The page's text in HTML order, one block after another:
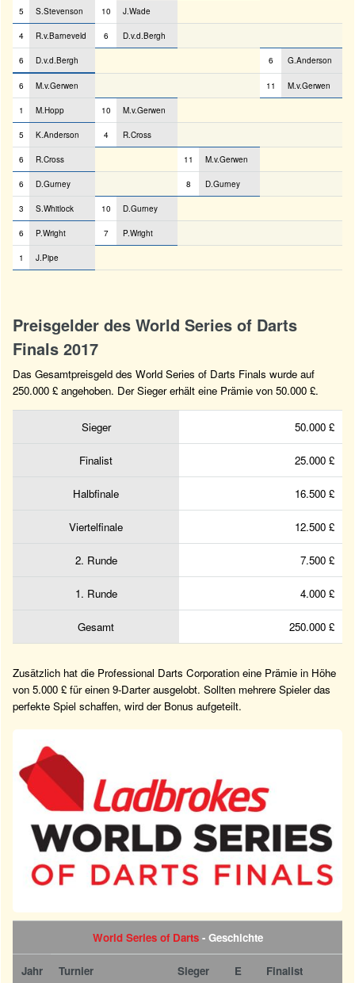
5 S.Stevenson 10 J.Wade
4 R.v.Barneveld 6 D.v.d.Bergh
6 D.v.d.Bergh 6 G.Anderson
6 M.v.Gerwen 11 M.v.Gerwen
1 M.Hopp 10 M.v.Gerwen
5 K.Anderson 4 R.Cross
6 R.Cross 11 M.v.Gerwen
6 D.Gurney 8 D.Gurney
3 S.Whitlock 10 D.Gurney
6 P.Wright 7 P.Wright
1 J.Pipe
Preisgelder des World Series of Darts
Finals 2017
Das Gesamtpreisgeld des World Series of Darts Finals wurde auf
250.000 £ angehoben. Der Sieger erhält eine Prämie von 50.000 £.
Sieger 50.000 £
Finalist 25.000 £
Halbfinale 16.500 £
Viertelfinale 12.500 £
2. Runde 7.500 £
1. Runde 4.000 £
Gesamt 250.000 £
Zusätzlich hat die Professional Darts Corporation eine Prämie in Höhe
von 5.000 £ für einen 9-Darter ausgelobt. Sollten mehrere Spieler das
perfekte Spiel schaffen, wird der Bonus aufgeteilt.
World Series of Darts- Geschichte
Jahr Turnier Sieger E Finalist